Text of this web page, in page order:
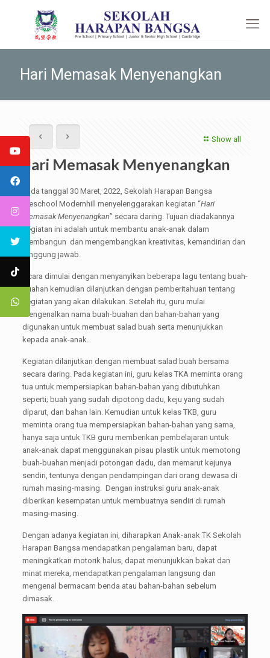
Hari Memasak Menyenangkan
Show all
Hari Memasak Menyenangkan
Pada tanggal 30 Maret, 2022, Sekolah Harapan Bangsa
Preschool Modernhill menyelenggarakan kegiatan “Hari
Memasak Menyenangkan” secara daring. Tujuan diadakannya
kegiatan ini adalah untuk membantu anak-anak dalam
membangun dan mengembangkan kreativitas, kemandirian dan
tanggung jawab.
Acara dimulai dengan menyanyikan beberapa lagu tentang buah-
buahan kemudian dilanjutkan dengan pemberitahuan tentang
kegiatan yang akan dilakukan. Setelah itu, guru mulai
mengenalkan nama buah-buahan dan bahan-bahan yang
digunakan untuk membuat salad buah serta menunjukkan
kepada anak-anak.
Kegiatan dilanjutkan dengan membuat salad buah bersama
secara daring. Pada kegiatan ini, guru kelas TKA meminta orang
tua untuk mempersiapkan bahan-bahan yang dibutuhkan
seperti; buah yang sudah dipotong dadu, keju yang sudah
diparut, dan bahan lain. Kemudian untuk kelas TKB, guru
meminta orang tua mempersiapkan bahan-bahan yang sama,
hanya saja untuk TKB guru memberikan pembelajaran untuk
anak-anak dapat menggunakan pisau plastik untuk memotong
buah-buahan menjadi potongan dadu, dan memarut kejunya
sendiri, tentunya dengan pendampingan dari orang dewasa di
rumah masing-masing. Dengan instruksi guru anak-anak
diberikan kesempatan untuk membuatnya sendiri di rumah
masing-masing.
Dengan adanya kegiatan ini, diharapkan Anak-anak TK Sekolah
Harapan Bangsa mendapatkan pengalaman baru, dapat
meningkatkan motorik halus, dapat menunjukkan bakat dan
minat mereka, mendapatkan pengalaman langsung dan
mengenal bermacam benda atau bahan-bahan sebelum
dimasak.